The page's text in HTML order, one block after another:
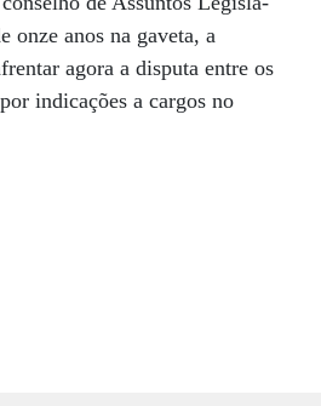
onze anos na gaveta, a
agora a disputa entre os
indicações a cargos no